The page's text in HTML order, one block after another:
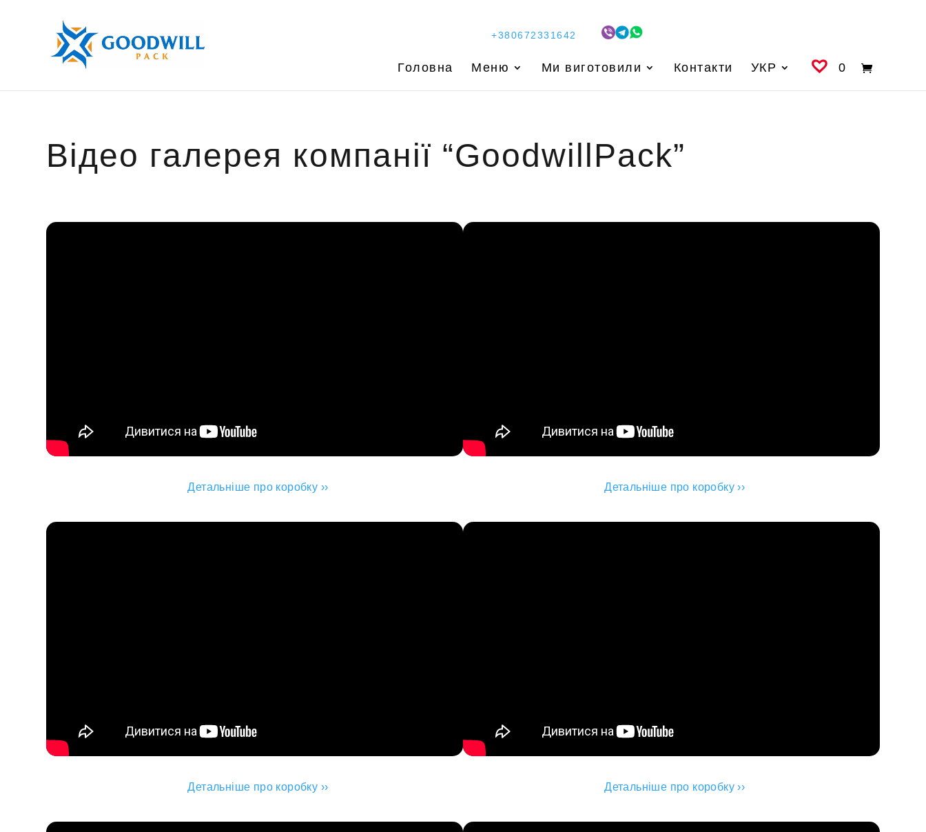
+380672331642
Головна Меню Ми виготовили Контакти УКР 0
Відео галерея компанії “GoodwillPack”
Детальніше про коробку ›› Детальніше про коробку ››
Детальніше про коробку ›› Детальніше про коробку ››